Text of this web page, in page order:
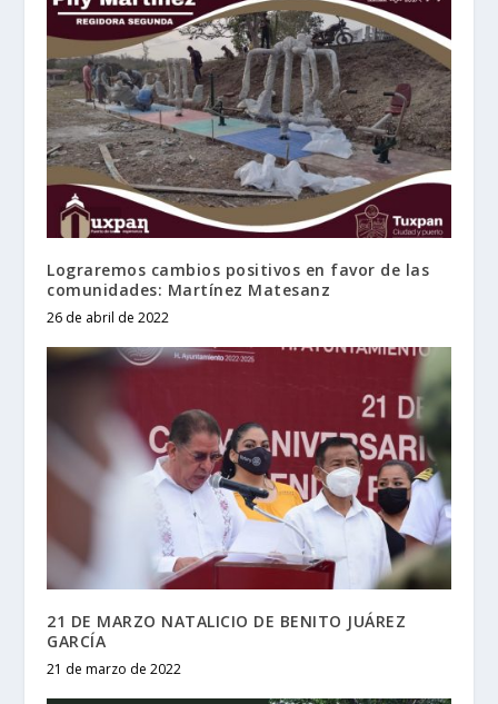
Lograremos cambios positivos en favor de las
comunidades: Martínez Matesanz
26 de abril de 2022
21 DE MARZO NATALICIO DE BENITO JUÁREZ
GARCÍA
21 de marzo de 2022